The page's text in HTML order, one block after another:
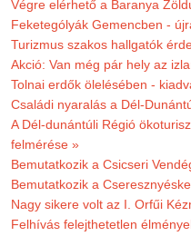
Végre elérhető a Baranya
Feketególyák Gemencben -
Turizmus szakos hallgatók
Akció: Van még pár hely az
Tolnai erdők ölelésében -
Családi nyaralás a Dél-
A Dél-dunántúli Régió
felmérése »
Bemutatkozik a Csicseri
Bemutatkozik a
Nagy sikere volt az I. Orfűi
Felhívás felejthetetlen